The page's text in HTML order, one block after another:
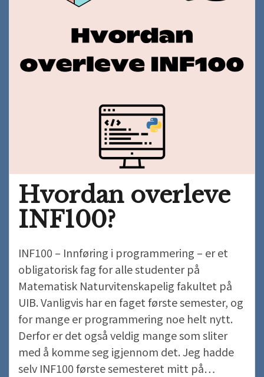
Hvordan overleve
INF100?
INF100 – Innføring i programmering – er et
obligatorisk fag for alle studenter på
Matematisk Naturvitenskapelig fakultet på
UIB. Vanligvis har en faget første semester, og
for mange er programmering noe helt nytt.
Derfor er det også veldig mange som sliter
med å komme seg igjennom det. Jeg hadde
selv INF100 første semesteret mitt på…